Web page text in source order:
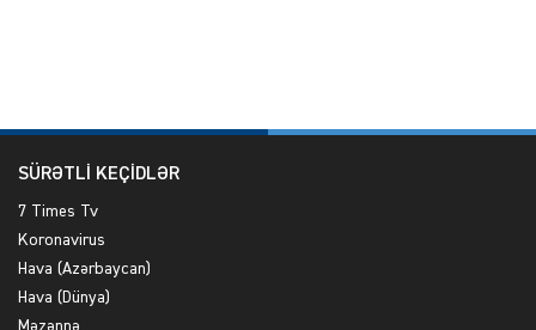
SÜRƏTLİ KEÇİDLƏR
7 Times Tv
Koronavirus
Hava (Azərbaycan)
Hava (Dünya)